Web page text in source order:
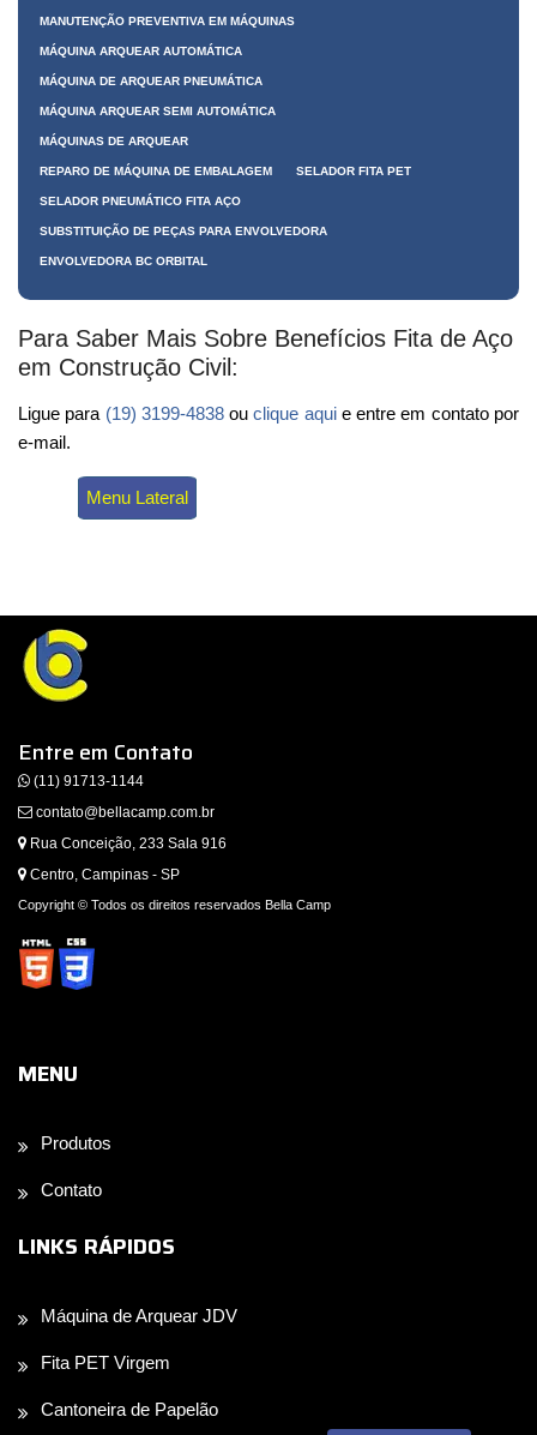
MANUTENÇÃO PREVENTIVA EM MÁQUINAS
MÁQUINA ARQUEAR AUTOMÁTICA
MÁQUINA DE ARQUEAR PNEUMÁTICA
MÁQUINA ARQUEAR SEMI AUTOMÁTICA
MÁQUINAS DE ARQUEAR
REPARO DE MÁQUINA DE EMBALAGEM SELADOR FITA PET
SELADOR PNEUMÁTICO FITA AÇO
SUBSTITUIÇÃO DE PEÇAS PARA ENVOLVEDORA
ENVOLVEDORA BC ORBITAL
Para Saber Mais Sobre Benefícios Fita de Aço
em Construção Civil:
Ligue para (19) 3199-4838ouclique aquie entre em contato por
e-mail.
Menu Lateral
Entre em Contato
(11) 91713-1144
contato@bellacamp.com.br
Rua Conceição, 233 Sala 916
Centro, Campinas - SP
Copyright © Todos os direitos reservados Bella Camp
MENU
Produtos
Contato
LINKS RÁPIDOS
Máquina de Arquear JDV
Fita PET Virgem
Cantoneira de Papelão